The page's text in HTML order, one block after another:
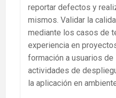
reportar defectos y
mismos. Validar la
mediante los casos de
experiencia en
formación a usuarios
actividades de
la aplicación en